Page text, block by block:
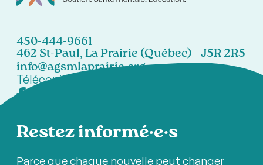
450-444-9661
462 St-Paul, La Prairie (Québec) J5R 2R5
info@agsmlaprairie.org
Télécopieur:
Restez informé·e·s
Parce que chaque nouvelle peut changer